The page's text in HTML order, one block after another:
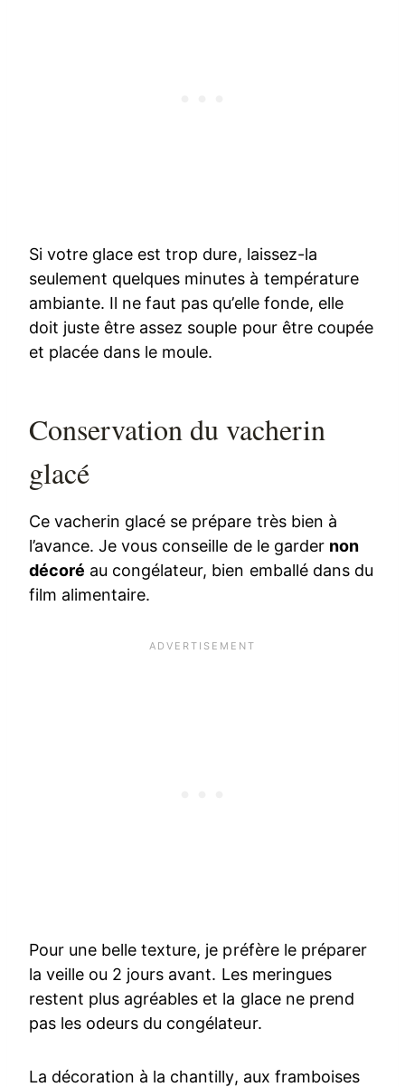
Si votre glace est trop dure, laissez-la
seulement quelques minutes à température
ambiante. Il ne faut pas qu’elle fonde, elle
doit juste être assez souple pour être coupée
et placée dans le moule.
Conservation du vacherin
glacé
Ce vacherin glacé se prépare très bien à
l’avance. Je vous conseille de le garder non
décoré au congélateur, bien emballé dans du
film alimentaire.
Pour une belle texture, je préfère le préparer
la veille ou 2 jours avant. Les meringues
restent plus agréables et la glace ne prend
pas les odeurs du congélateur.
La décoration à la chantilly, aux framboises